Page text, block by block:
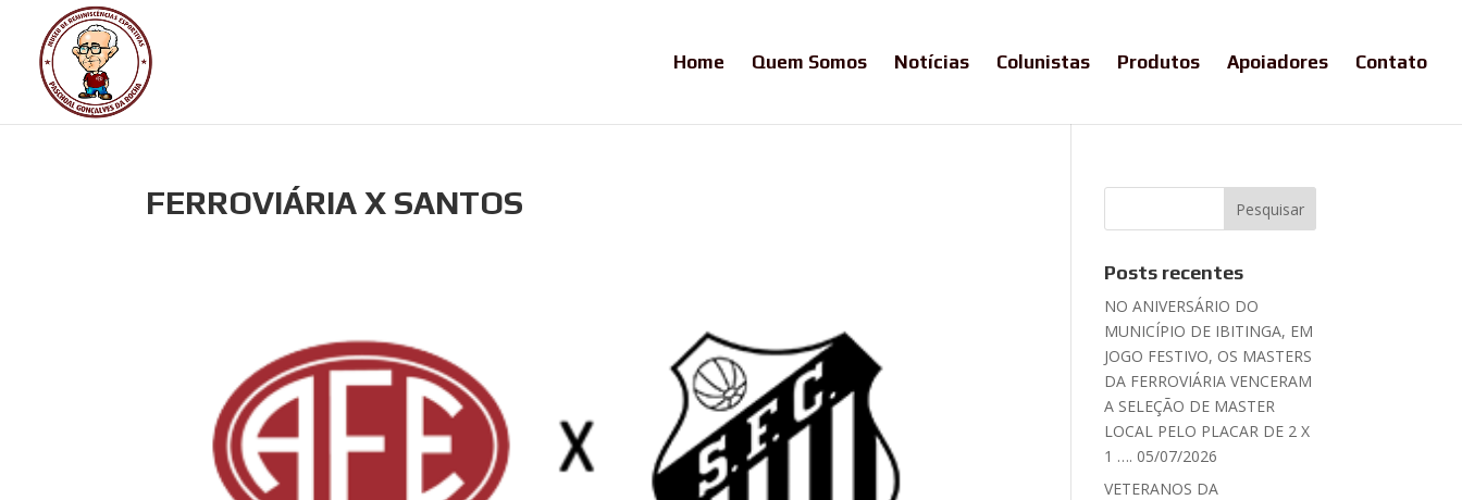
Home Quem Somos Notícias Colunistas Produtos Apoiadores Contato
FERROVIÁRIA X SANTOS
Posts recentes
NO ANIVERSÁRIO DO
MUNICÍPIO DE IBITINGA, EM
JOGO FESTIVO, OS MASTERS
DA FERROVIÁRIA VENCERAM
A SELEÇÃO DE MASTER
LOCAL PELO PLACAR DE 2 X
1 …. 05/07/2026
VETERANOS DA